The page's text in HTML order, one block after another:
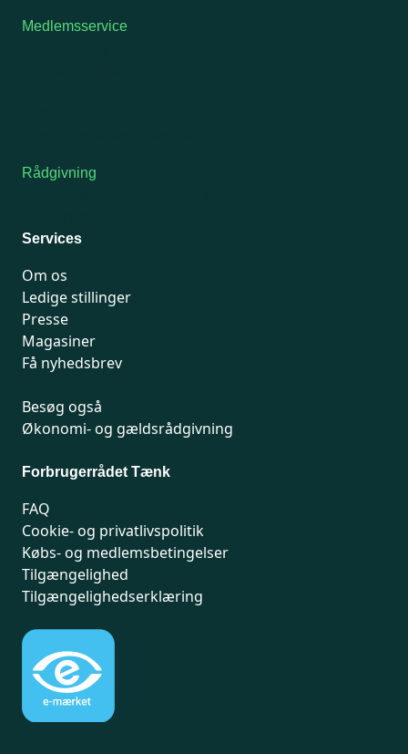
Medlemsservice
Rådgivning
Services
Om os
Ledige stillinger
Presse
Magasiner
Få nyhedsbrev
Besøg også
Økonomi- og gældsrådgivning
Forbrugerrådet Tænk
FAQ
Cookie- og privatlivspolitik
Købs- og medlemsbetingelser
Tilgængelighed
Tilgængelighedserklæring